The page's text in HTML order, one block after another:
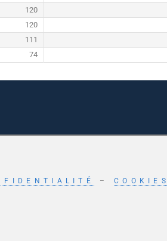
120
120
111
74
– COOKIES